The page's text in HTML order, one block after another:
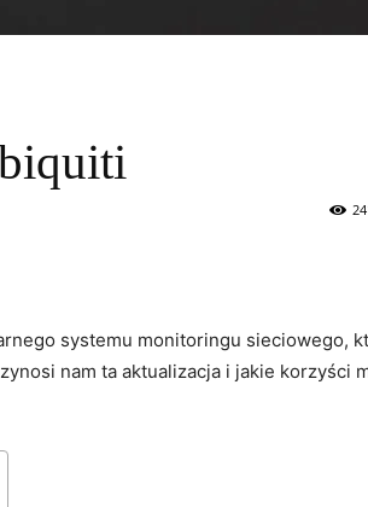
systemu monitoringu sieciowego,
nam ta aktualizacja i‌ jakie korzyści